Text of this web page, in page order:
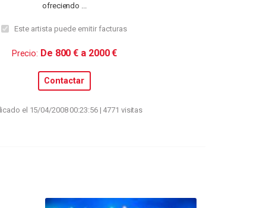
ofreciendo ...
Este artista puede emitir facturas
Precio: De 800 € a 2000 €
Contactar
el 15/04/2008 00:23:56 | 4771 visitas